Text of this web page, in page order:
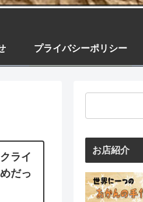
プライバシーポリシー
ライ
だっ
お店紹介